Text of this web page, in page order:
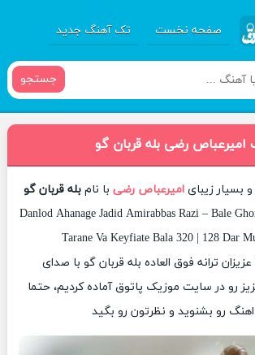
صفحه نخست تک آهنگ جدید
جستجو
امیرعباص رضی بله قربان گو
بسیار زیبایامیرعباص رضی با نامبله قربان گو
Danlod Ahanage Jadid Amirabbas Razi – Bale
Tarane Va Keyfiate Bala 320 | 128 Dar
عزیزان ترانه فوق العاده بله قربان گو با صدای
رو در سایت موزیک پاتوق آماده کردیم، حتما
اهنگ رو بشنوید و نظرتون رو بگید